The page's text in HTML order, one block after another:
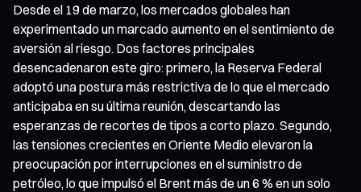
Desde el 19 de marzo, los mercados globales han
experimentado un marcado aumento en el sentimiento de
aversión al riesgo. Dos factores principales
desencadenaron este giro: primero, la Reserva Federal
adoptó una postura más restrictiva de lo que el mercado
anticipaba en su última reunión, descartando las
esperanzas de recortes de tipos a corto plazo. Segundo,
las tensiones crecientes en Oriente Medio elevaron la
preocupación por interrupciones en el suministro de
petróleo, lo que impulsó el Brent más de un 6 % en un solo